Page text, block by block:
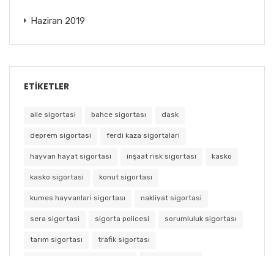
Haziran 2019
ETIKETLER
aile sigortasi bahce sigortası dask
deprem sigortasi ferdi kaza sigortalari
hayvan hayat sigortası inşaat risk sigortası kasko
kasko sigortasi konut sigortası
kumes hayvanlari sigortası nakliyat sigortasi
sera sigortasi sigorta policesi sorumluluk sigortası
tarım sigortası trafik sigortası